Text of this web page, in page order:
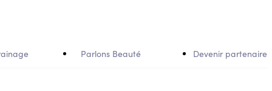
Parlons Beauté Devenir partenaire